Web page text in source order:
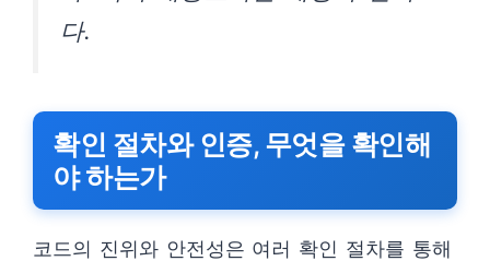
다.
확인 절차와 인증, 무엇을 확인해
야 하는가
코드의 진위와 안전성은 여러 확인 절차를 통해